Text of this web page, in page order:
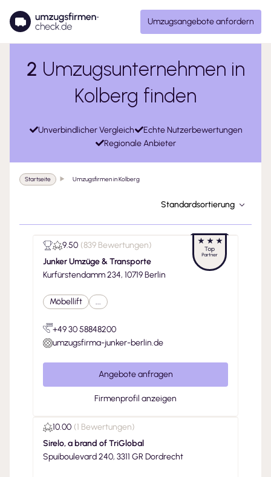
Umzugsangebote anfordern
2 Umzugsunternehmen in
Kolberg finden
Unverbindlicher Vergleich
Echte Nutzerbewertungen
Regionale Anbieter
Startseite Umzugsfirmen in Kolberg
Standardsortierung
9.50 (839 Bewertungen)
Junker Umzüge & Transporte
Kurfürstendamm 234, 10719 Berlin
Möbellift ...
+49 30 58848200
umzugsfirma-junker-berlin.de
Angebote anfragen
Firmenprofil anzeigen
10.00 (1 Bewertungen)
Sirelo, a brand of TriGlobal
Spuiboulevard 240, 3311 GR Dordrecht